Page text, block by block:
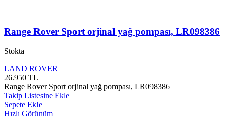
Range Rover Sport orjinal yağ pompası, LR098386
Stokta
LAND ROVER
26.950 TL
Range Rover Sport orjinal yağ pompası, LR098386
Takip Listesine Ekle
Sepete Ekle
Hızlı Görünüm